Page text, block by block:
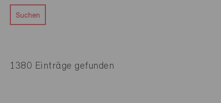
Suchen
1380 Einträge gefunden